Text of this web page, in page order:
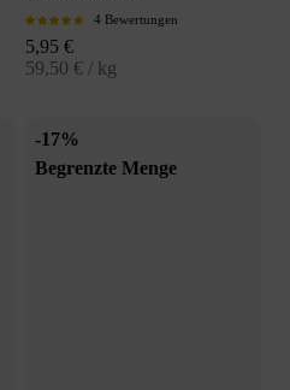
4 Bewertungen
Angebot
5,95 €
59,50 € / kg
-17%
Begrenzte Menge